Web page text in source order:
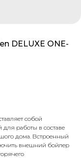
DELUXE ONE-
собой
работы в составе
дома. Встроенный
внешний бойлер